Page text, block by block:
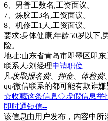
6、男普工数名,工资面议。
7、炼胶工3名,工资面议。
8、机修工1人,工资面议。
要求:身体健康,年龄50岁以下,
险。
地址:山东省青岛市即墨区即
联系人:刘经理申请职位
凡收取报名费、押金、体检费
qq/微信联系的都可能有欺诈嫌
☆收藏这条信息◇虚假信息举
即时通短信--
该信息由用户发布，内容中所